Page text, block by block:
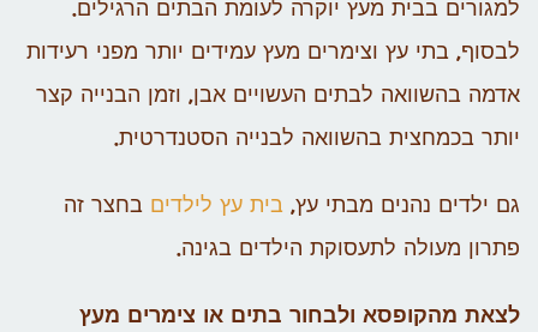
למגורים בבית מעץ יוקרה לעומת הבתים הרגילים.
לבסוף, בתי עץ וצימרים מעץ עמידים יותר מפני רעידות
אדמה בהשוואה לבתים העשויים אבן, וזמן הבנייה קצר
יותר בכמחצית בהשוואה לבנייה הסטנדרטית.
גם ילדים נהנים מבתי עץ, בית עץ לילדים בחצר זה
פתרון מעולה לתעסוקת הילדים בגינה.
לצאת מהקופסא ולבחור בתים או צימרים מעץ